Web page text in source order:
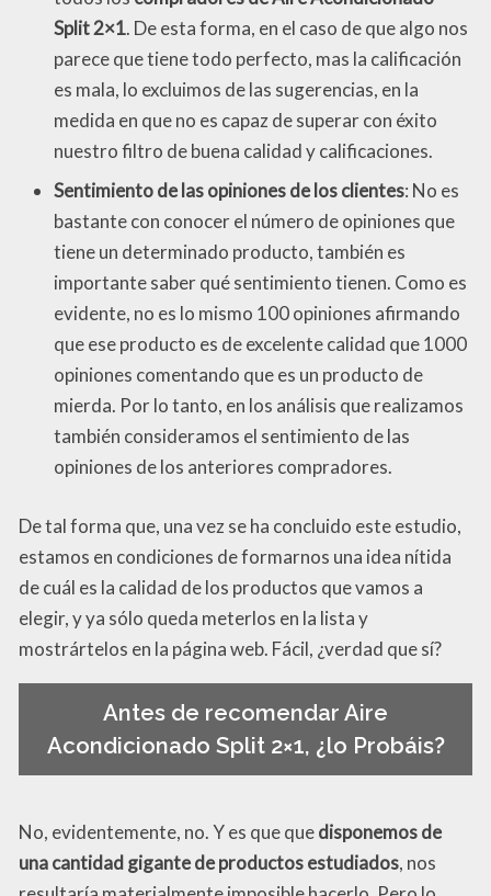
Split 2×1. De esta forma, en el caso de que algo nos
parece que tiene todo perfecto, mas la calificación
es mala, lo excluimos de las sugerencias, en la
medida en que no es capaz de superar con éxito
nuestro filtro de buena calidad y calificaciones.
Sentimiento de las opiniones de los clientes: No es
bastante con conocer el número de opiniones que
tiene un determinado producto, también es
importante saber qué sentimiento tienen. Como es
evidente, no es lo mismo 100 opiniones afirmando
que ese producto es de excelente calidad que 1000
opiniones comentando que es un producto de
mierda. Por lo tanto, en los análisis que realizamos
también consideramos el sentimiento de las
opiniones de los anteriores compradores.
De tal forma que, una vez se ha concluido este estudio,
estamos en condiciones de formarnos una idea nítida
de cuál es la calidad de los productos que vamos a
elegir, y ya sólo queda meterlos en la lista y
mostrártelos en la página web. Fácil, ¿verdad que sí?
Antes de recomendar Aire
Acondicionado Split 2×1, ¿lo Probáis?
No, evidentemente, no. Y es que quedisponemos de
una cantidad gigante de productos estudiados, nos